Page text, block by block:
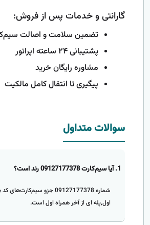
گارانتی و خدمات پس از فروش:
تضمین سلامت و اصالت
پشتیبانی ۲۴ ساعته اپراتور
مشاوره رایگان خرید
پیگیری تا انتقال کامل مالکیت
سوالات متداول
1. آیا سیم‌کارت 09127177378 رند است؟
شماره 09127177378 جزو
اول,پله ای از آخر همراه اول است.